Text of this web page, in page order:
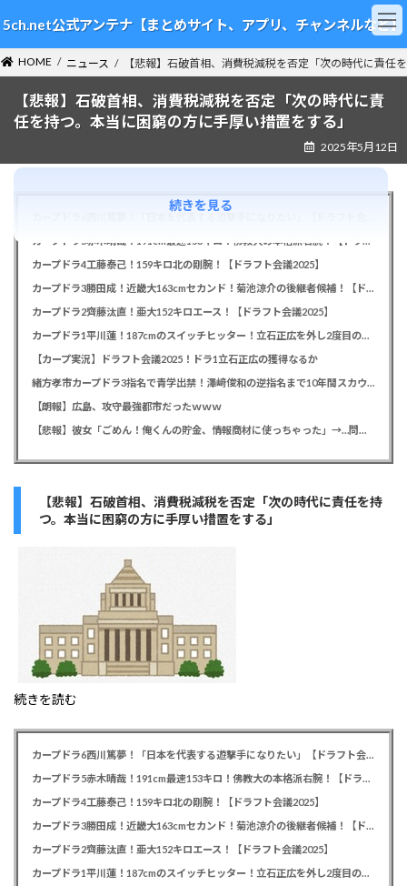
ン
テ
ン
ツ
ビ
ゲ
ー
シ
5ch.net公式アンテナ【まとめサイト、アプリ、チャンネルなど】
HOME ニュース 【悲報】石破首相、消費税減税を否定「次の時代に責任
【悲報】石破首相、消費税減税を否定「次の時代に責
任を持つ。本当に困窮の方に手厚い措置をする」
2025年5月12日
カープドラ5赤木晴哉！191cm最速153キロ！佛教大の本格派右腕！【ドラフト会議2025】
カープドラ4工藤泰己！159キロ北の剛腕！【ドラフト会議2025】
カープドラ3勝田成！近畿大163cmセカンド！菊池涼介の後継者候補！【ドラフト会議2025】
カープドラ2齊藤汰直！亜大152キロエース！【ドラフト会議2025】
カープドラ1平川蓮！187cmのスイッチヒッター！立石正広を外し2度目の重複も新井監督がクジを引き当てる！【ドラフト会議2025】
【カープ実況】ドラフト会議2025！ドラ1立石正広の獲得なるか
緒方孝市カープドラ3指名で青学出禁！澤﨑俊和の逆指名まで10年間スカウト出禁
【朗報】広島、攻守最強都市だったｗｗｗ
【悲報】彼女「ごめん！俺くんの貯金、情報商材に使っちゃった」→…問い詰めたらギャン泣きされたんだが俺が悪いのか？
【悲報】石破首相、消費税減税を否定「次の時代に責任を持
つ。本当に困窮の方に手厚い措置をする」
続きを読む
続きを見る
カープドラ6西川篤夢！「日本を代表する遊撃手になりたい」【ドラフト会議2025】
カープドラ5赤木晴哉！191cm最速153キロ！佛教大の本格派右腕！【ドラフト会議2025】
カープドラ4工藤泰己！159キロ北の剛腕！【ドラフト会議2025】
カープドラ3勝田成！近畿大163cmセカンド！菊池涼介の後継者候補！【ドラフト会議2025】
カープドラ2齊藤汰直！亜大152キロエース！【ドラフト会議2025】
カープドラ1平川蓮！187cmのスイッチヒッター！立石正広を外し2度目の重複も新井監督がクジを引き当てる！【ドラフト会議2025】